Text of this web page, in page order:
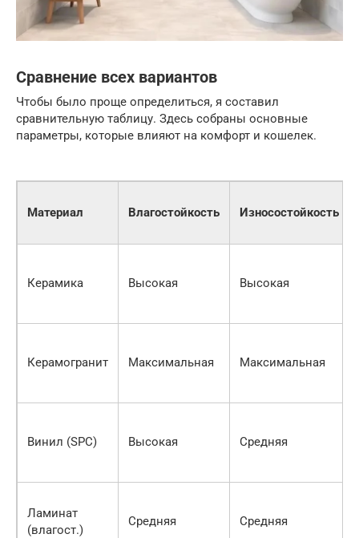
Сравнение всех вариантов
Чтобы было проще определиться, я составил
сравнительную таблицу. Здесь собраны основные
параметры, которые влияют на комфорт и кошелек.
Материал Влагостойкость Износостойкость
Керамика Высокая Высокая
Керамогранит Максимальная Максимальная
Винил (SPC) Высокая Средняя
Ламинат
(влагост.)
Средняя Средняя